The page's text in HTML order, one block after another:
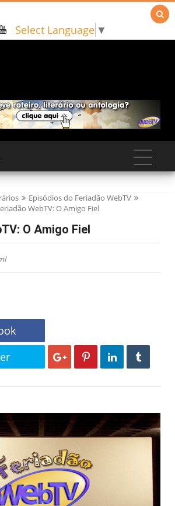
Select Language ▼

Episódios do Feriadão WebTV
WebTV: O Amigo Fiel
O Amigo Fiel